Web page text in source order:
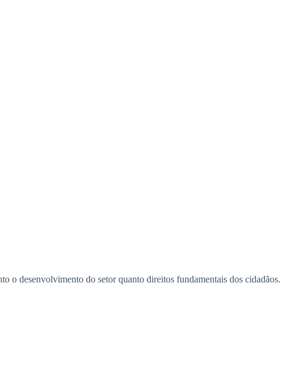
o desenvolvimento do setor quanto direitos fundamentais dos cidadãos.